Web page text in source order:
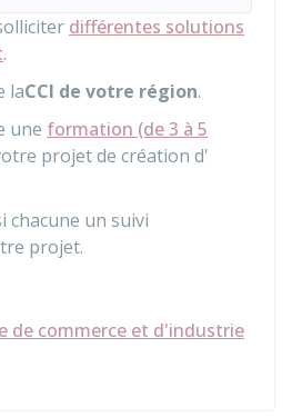
différentes solutions
.
laCCI de votre région.
une formation (de 3 à 5
projet de création d'
chacune un suivi
projet.
de commerce et d'industrie